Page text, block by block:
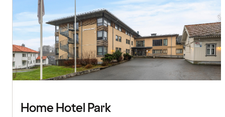
Home Hotel Park